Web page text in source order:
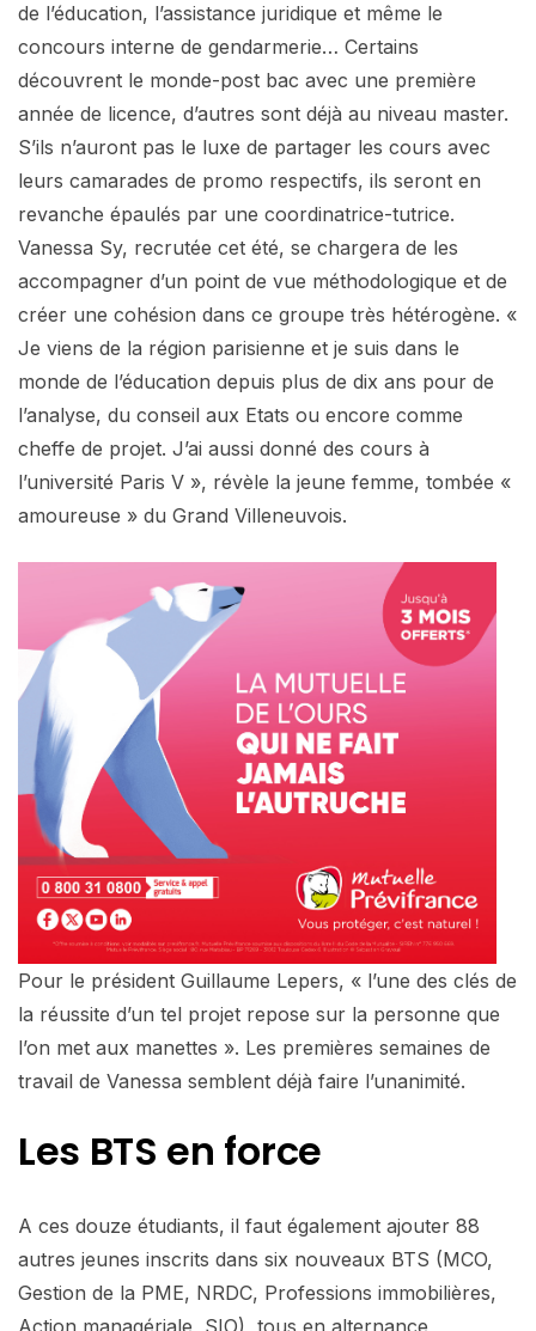
de l’éducation, l’assistance juridique et même le
concours interne de gendarmerie… Certains
découvrent le monde-post bac avec une première
année de licence, d’autres sont déjà au niveau master.
S’ils n’auront pas le luxe de partager les cours avec
leurs camarades de promo respectifs, ils seront en
revanche épaulés par une coordinatrice-tutrice.
Vanessa Sy, recrutée cet été, se chargera de les
accompagner d’un point de vue méthodologique et de
créer une cohésion dans ce groupe très hétérogène. «
Je viens de la région parisienne et je suis dans le
monde de l’éducation depuis plus de dix ans pour de
l’analyse, du conseil aux Etats ou encore comme
cheffe de projet. J’ai aussi donné des cours à
l’université Paris V », révèle la jeune femme, tombée «
amoureuse » du Grand Villeneuvois.
Pour le président Guillaume Lepers, « l’une des clés de
la réussite d’un tel projet repose sur la personne que
l’on met aux manettes ». Les premières semaines de
travail de Vanessa semblent déjà faire l’unanimité.
Les BTS en force
A ces douze étudiants, il faut également ajouter 88
autres jeunes inscrits dans six nouveaux BTS (MCO,
Gestion de la PME, NRDC, Professions immobilières,
Action managériale, SIO), tous en alternance,